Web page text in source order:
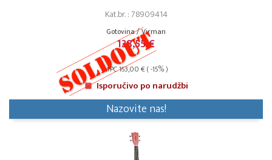
Kat.br. : 78909414
Gotovina / Virman
138,55 €
MPC 163,00 € ( -15% )
Isporučivo po narudžbi
Nazovite nas!